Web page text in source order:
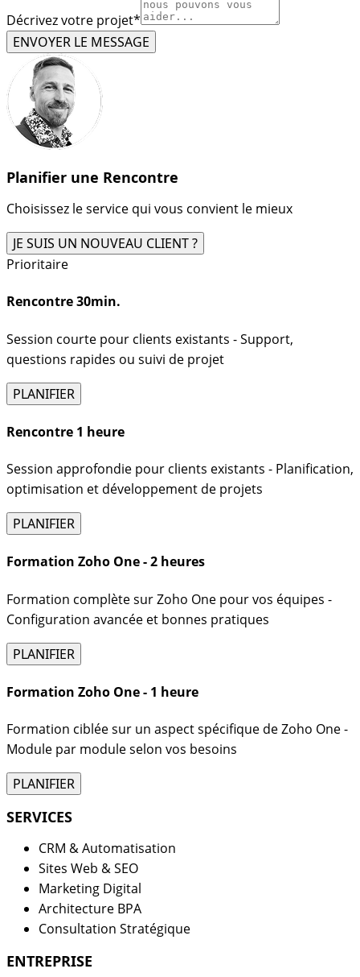
Décrivez votre projet*
ENVOYER LE MESSAGE
Planifier une Rencontre
Choisissez le service qui vous convient le mieux
JE SUIS UN NOUVEAU CLIENT ?
Prioritaire
Rencontre 30min.
Session courte pour clients existants - Support,
questions rapides ou suivi de projet
PLANIFIER
Rencontre 1 heure
Session approfondie pour clients existants - Planification,
optimisation et développement de projets
PLANIFIER
Formation Zoho One - 2 heures
Formation complète sur Zoho One pour vos équipes -
Configuration avancée et bonnes pratiques
PLANIFIER
Formation Zoho One - 1 heure
Formation ciblée sur un aspect spécifique de Zoho One -
Module par module selon vos besoins
PLANIFIER
SERVICES
CRM & Automatisation
Sites Web & SEO
Marketing Digital
Architecture BPA
Consultation Stratégique
ENTREPRISE